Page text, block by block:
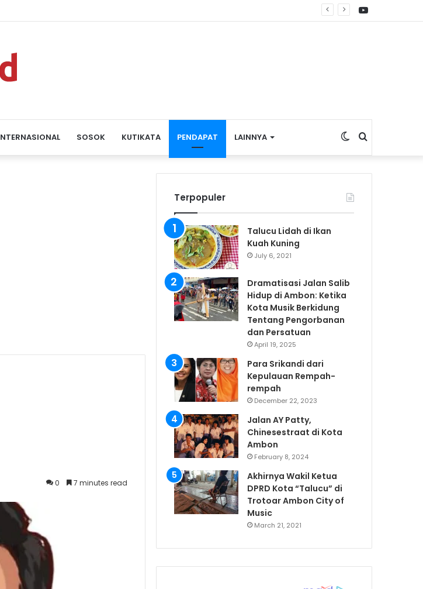
dan OJK Tindak Dugaan Pinjaman Predator dan Persekusi Siber
SOSOK KUTIKATA PENDAPAT LAINNYA Search
for
Switch
skin
0 7 minutes read
Terpopuler
Talucu Lidah di Ikan
Kuah Kuning
July 6, 2021
Dramatisasi Jalan Salib
Hidup di Ambon: Ketika
Kota Musik Berkidung
Tentang Pengorbanan
dan Persatuan
April 19, 2025
Para Srikandi dari
Kepulauan Rempah-
rempah
December 22, 2023
Jalan AY Patty,
Chinesestraat di Kota
Ambon
February 8, 2024
Akhirnya Wakil Ketua
DPRD Kota “Talucu” di
Trotoar Ambon City of
Music
March 21, 2021